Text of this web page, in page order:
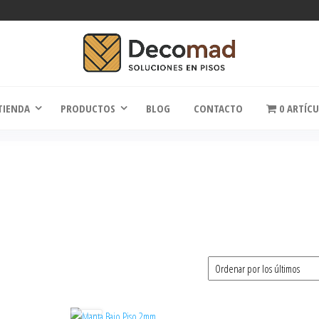
PRODUCTOS BLOG CONTACTO 0